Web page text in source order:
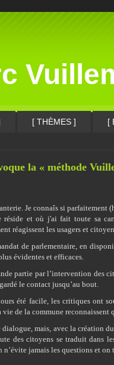
[ THÈMES ] [
la « méthode
Je connaîs si
et où j'ai fait toute sa
réagissent les usagers et
de parlementaire, en
évidentes et efficaces.
partie par l’intervention des
le contact jusqu’au bout.
été facile, les critiques ont
de la commune reconnaissent
mais, avec la création
des citoyens se traduit dans
n’évite jamais les questions et